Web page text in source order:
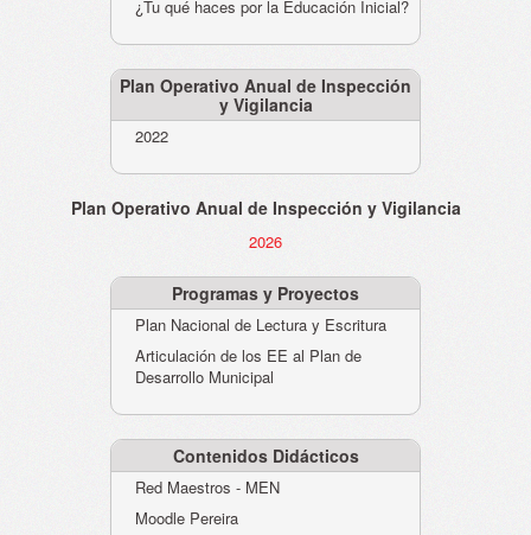
¿Tu qué haces por la Educación Inicial?
Plan Operativo Anual de Inspección
y Vigilancia
2022
Plan Operativo Anual de Inspección y Vigilancia
2026
Programas y Proyectos
Plan Nacional de Lectura y Escritura
Articulación de los EE al Plan de
Desarrollo Municipal
Contenidos Didácticos
Red Maestros - MEN
Moodle Pereira